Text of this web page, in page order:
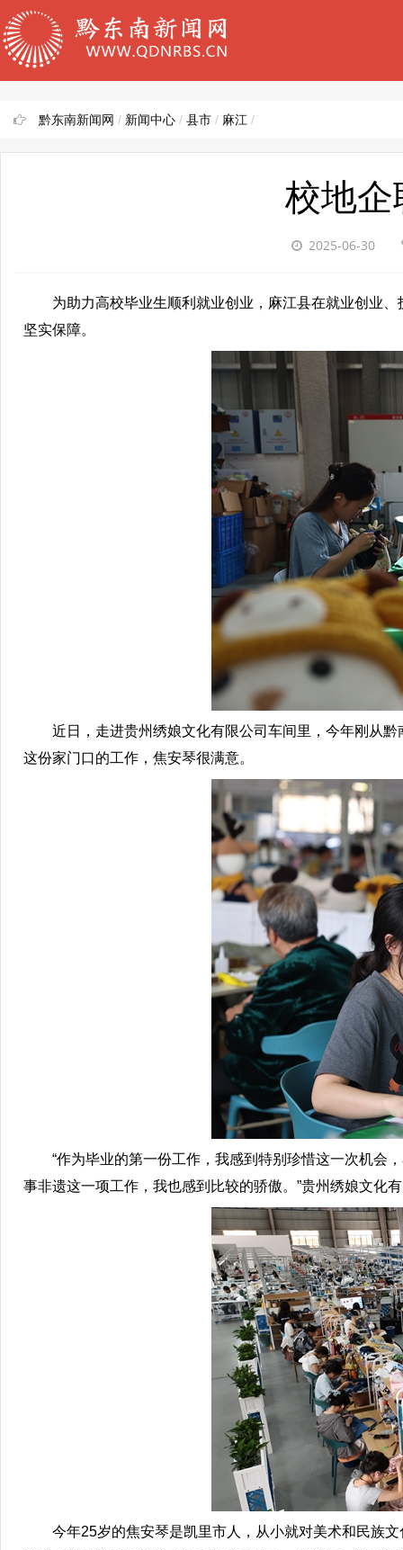
黔东南新闻网 / 新闻中心 / 县市 / 麻江 /
校地企
2025-06-30
为助力高校毕业生顺利就业创业，麻江县在就业创业、
坚实保障。
近日，走进贵州绣娘文化有限公司车间里，今年刚从黔
这份家门口的工作，焦安琴很满意。
“作为毕业的第一份工作，我感到特别珍惜这一次机会，
事非遗这一项工作，我也感到比较的骄傲。”贵州绣娘文化
今年25岁的焦安琴是凯里市人，从小就对美术和民族文